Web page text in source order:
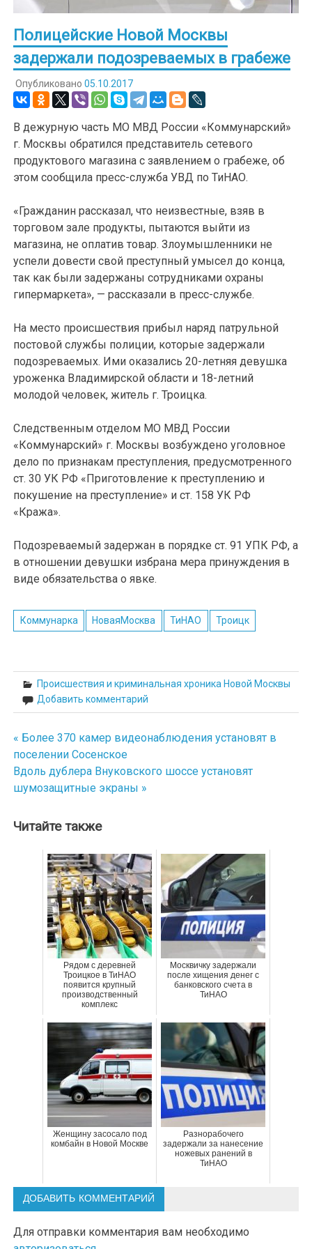
Полицейские Новой Москвы
задержали подозреваемых в грабеже
Опубликовано 05.10.2017
В дежурную часть МО МВД России «Коммунарский»
г. Москвы обратился представитель сетевого
продуктового магазина с заявлением о грабеже, об
этом сообщила пресс-служба УВД по ТиНАО.
«Гражданин рассказал, что неизвестные, взяв в
торговом зале продукты, пытаются выйти из
магазина, не оплатив товар. Злоумышленники не
успели довести свой преступный умысел до конца,
так как были задержаны сотрудниками охраны
гипермаркета», — рассказали в пресс-службе.
На место происшествия прибыл наряд патрульной
постовой службы полиции, которые задержали
подозреваемых. Ими оказались 20-летняя девушка
уроженка Владимирской области и 18-летний
молодой человек, житель г. Троицка.
Следственным отделом МО МВД России
«Коммунарский» г. Москвы возбуждено уголовное
дело по признакам преступления, предусмотренного
ст. 30 УК РФ «Приготовление к преступлению и
покушение на преступление» и ст. 158 УК РФ
«Кража».
Подозреваемый задержан в порядке ст. 91 УПК РФ, а
в отношении девушки избрана мера принуждения в
виде обязательства о явке.
Коммунарка НоваяМосква ТиНАО Троицк
Происшествия и криминальная хроника Новой Москвы
Добавить комментарий
Навигация
по
записям
« Более 370 камер видеонаблюдения установят в
поселении Сосенское
Вдоль дублера Внуковского шоссе установят
шумозащитные экраны »
Читайте также
Рядом с деревней
Троицкое в ТиНАО
появится крупный
производственный
комплекс
Москвичку задержали
после хищения денег с
банковского счета в
ТиНАО
Женщину засосало под
комбайн в Новой Москве
Разнорабочего
задержали за нанесение
ножевых ранений в
ТиНАО
ДОБАВИТЬ КОММЕНТАРИЙ
Для отправки комментария вам необходимо